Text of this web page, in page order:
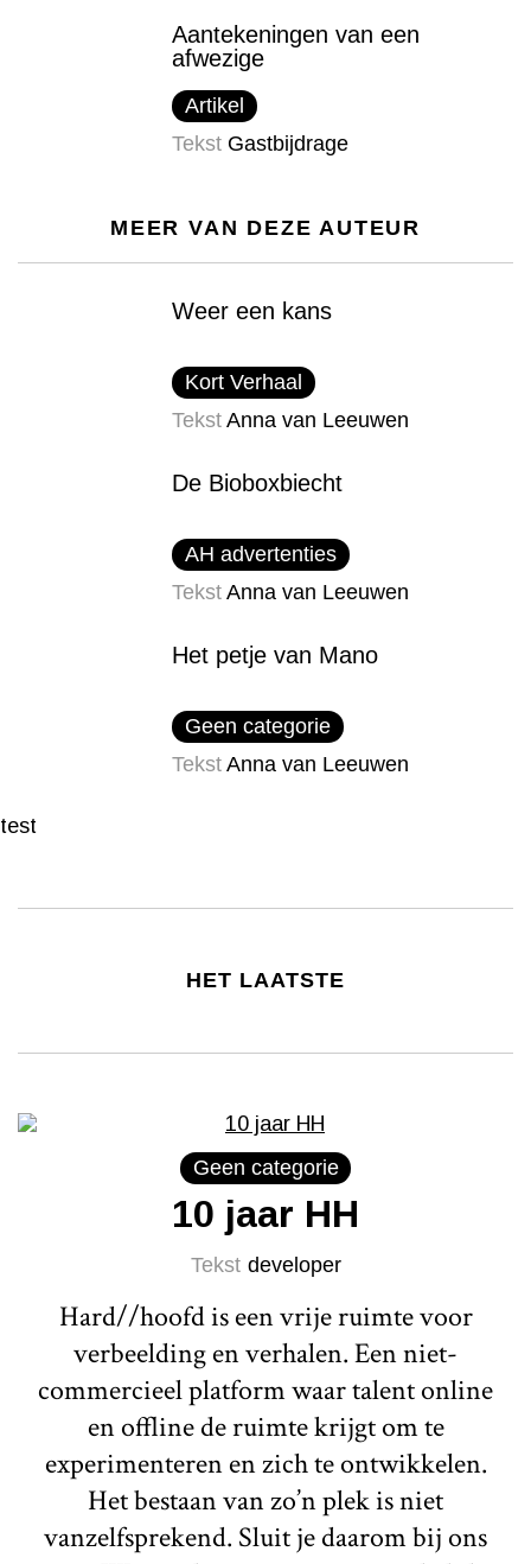
Aantekeningen van een
afwezige
Artikel
Tekst Gastbijdrage
MEER VAN DEZE AUTEUR
Weer een kans
Kort Verhaal
Tekst Anna van Leeuwen
De Bioboxbiecht
AH advertenties
Tekst Anna van Leeuwen
Het petje van Mano
Geen categorie
Tekst Anna van Leeuwen
test
HET LAATSTE
Geen categorie
10 jaar HH
Tekst developer
Hard//hoofd is een vrije ruimte voor
verbeelding en verhalen. Een niet-
commercieel platform waar talent online
en offline de ruimte krijgt om te
experimenteren en zich te ontwikkelen.
Het bestaan van zo’n plek is niet
vanzelfsprekend. Sluit je daarom bij ons